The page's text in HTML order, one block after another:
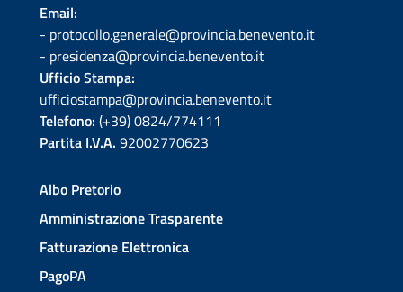
Email:
- protocollo.generale@provincia.benevento.it
- presidenza@provincia.benevento.it
Ufficio Stampa:
ufficiostampa@provincia.benevento.it
Telefono: (+39) 0824/774111
Partita I.V.A. 92002770623
Albo Pretorio
Amministrazione Trasparente
Fatturazione Elettronica
PagoPA